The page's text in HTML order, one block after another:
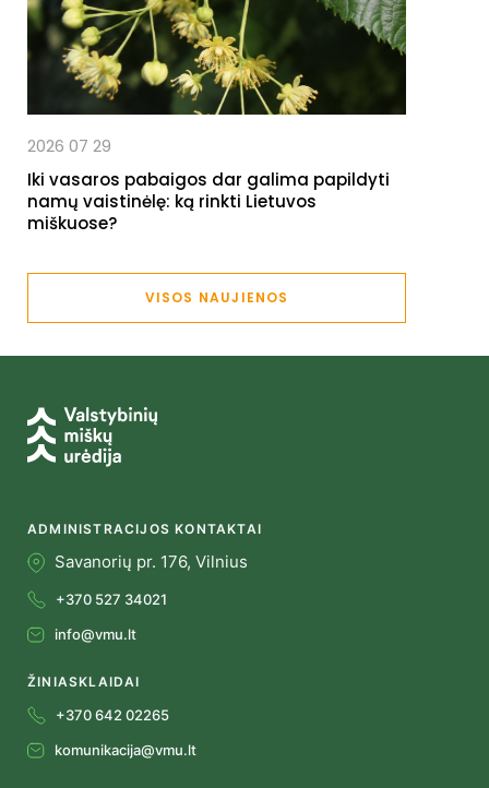
2026 07 29
Iki vasaros pabaigos dar galima papildyti
namų vaistinėlę: ką rinkti Lietuvos
miškuose?
VISOS NAUJIENOS
ADMINISTRACIJOS KONTAKTAI
Savanorių pr. 176, Vilnius
+370 527 34021
info@vmu.lt
ŽINIASKLAIDAI
+370 642 02265
komunikacija@vmu.lt